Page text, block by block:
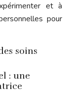
et à
pour
soins
: une